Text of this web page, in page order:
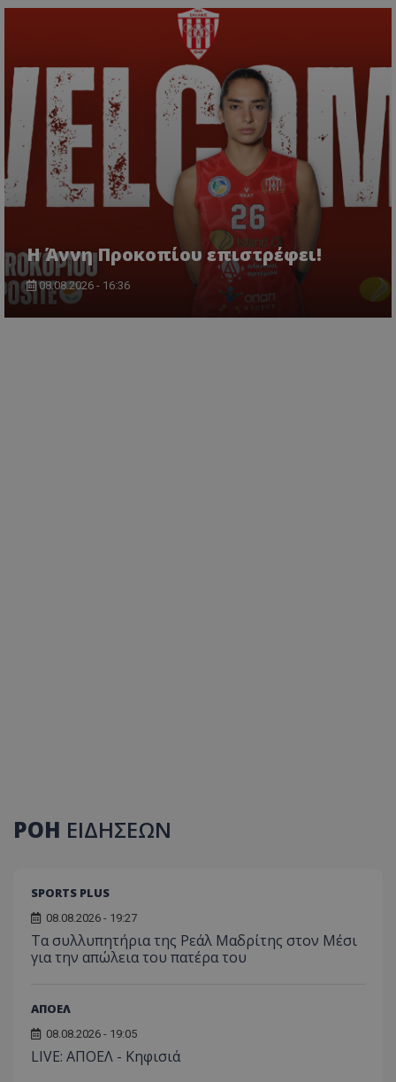
Η Άννη Προκοπίου επιστρέφει!
08.08.2026 - 16:36
ΡΟΗ ΕΙΔΗΣΕΩΝ
SPORTS PLUS
08.08.2026 - 19:27
Τα συλλυπητήρια της Ρεάλ Μαδρίτης στον Μέσι
για την απώλεια του πατέρα του
ΑΠΟΕΛ
08.08.2026 - 19:05
LIVE: ΑΠΟΕΛ - Κηφισιά